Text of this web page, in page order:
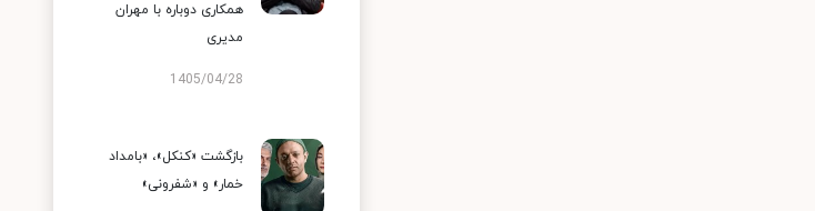
همکاری دوباره با مهران
مدیری
1405/04/28
بازگشت «کنکل»، «بامداد
خمار» و «شفرونی»